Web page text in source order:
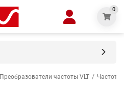
0
Преобразователи частоты VLT /